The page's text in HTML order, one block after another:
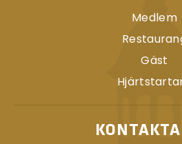
Medlem
Gäst
KONTAKTA